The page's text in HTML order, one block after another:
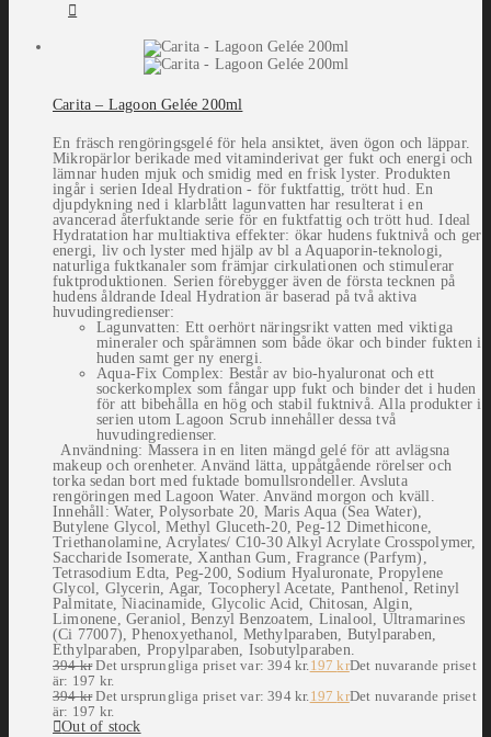
Carita – Lagoon Gelée 200ml
En fräsch rengöringsgelé för hela ansiktet, även ögon och läppar.
Mikropärlor berikade med vitaminderivat ger fukt och energi och
lämnar huden mjuk och smidig med en frisk lyster. Produkten
ingår i serien Ideal Hydration - för fuktfattig, trött hud. En
djupdykning ned i klarblått lagunvatten har resulterat i en
avancerad återfuktande serie för en fuktfattig och trött hud. Ideal
Hydratation har multiaktiva effekter: ökar hudens fuktnivå och ger
energi, liv och lyster med hjälp av bl a Aquaporin-teknologi,
naturliga fuktkanaler som främjar cirkulationen och stimulerar
fuktproduktionen. Serien förebygger även de första teck­nen på
hudens åldrande Ideal Hydration är baserad på två aktiva
huvudingredienser:
Lagunvatten: Ett oerhört näringsrikt vatten med viktiga
mineraler och spårämnen som både ökar och binder fukten i
huden samt ger ny energi.
Aqua-Fix Complex: Består av bio-hyaluronat och ett
sockerkomplex som fångar upp fukt och binder det i huden
för att bibehålla en hög och stabil fuktnivå. Alla produkter i
serien utom Lagoon Scrub innehåller dessa två
huvudingredienser.
Användning: Massera in en liten mängd gelé för att avlägsna
makeup och orenheter. Använd lätta, uppåtgående rörelser och
torka sedan bort med fuktade bomullsrondeller. Avsluta
rengöringen med Lagoon Water. Använd morgon och kväll.
Innehåll: Water, Polysorbate 20, Maris Aqua (Sea Water),
Butylene Glycol, Methyl Gluceth-20, Peg-12 Dimethicone,
Triethanolamine, Acrylates/ C10-30 Alkyl Acrylate Crosspolymer,
Saccharide Isomerate, Xanthan Gum, Fragrance (Parfym),
Tetrasodium Edta, Peg-200, Sodium Hyaluronate, Propylene
Glycol, Glycerin, Agar, Tocopheryl Acetate, Panthenol, Retinyl
Palmitate, Niacinamide, Glycolic Acid, Chitosan, Algin,
Limonene, Geraniol, Benzyl Benzoatem, Linalool, Ultramarines
(Ci 77007), Phenoxyethanol, Methylparaben, Butylparaben,
Ethylparaben, Propylparaben, Isobutylparaben.
394kr Det ursprungliga priset var: 394 kr.197krDet nuvarande priset
är: 197 kr.
394kr Det ursprungliga priset var: 394 kr.197krDet nuvarande priset
är: 197 kr.
Out of stock